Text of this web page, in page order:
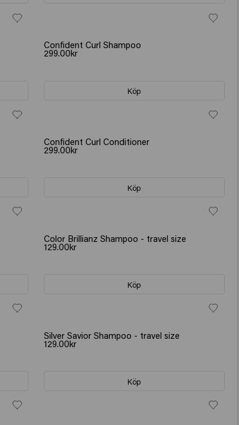
Confident Curl Shampoo
299.00kr
Köp
Confident Curl Conditioner
299.00kr
Köp
Color Brillianz Shampoo - travel size
129.00kr
Köp
Silver Savior Shampoo - travel size
129.00kr
Köp